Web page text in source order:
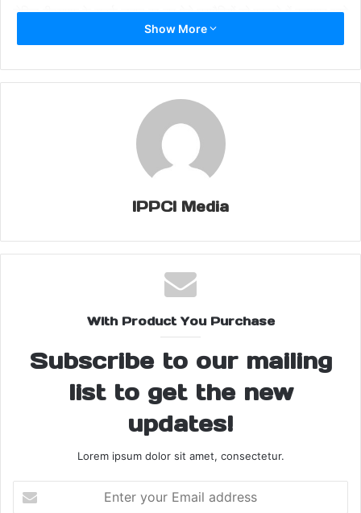
लेकिन बीएसएफ के सतर्क जवान हर बार ऐसे घुसपैठियों को पकड़ने में कामयाब रहते
हैं। इस साल की शुरुआत में जनवरी 2024 में बॉर्डर पिलर नंबर 1137 से एक
पास एक अन्य पाकिस्तानी घुसपैठिए अफजल को गिरफ्तार किया गया था। हालांकि,
उसकी तलाशी लेने पर कोई संदिग्ध वस्तु बरामद नहीं हुई थी।
बीएसएफ लगातार सीमाओं की निगरानी कर रही है ताकि किसी भी संदिग्ध गतिविधि
को रोका जा सके और देश की सुरक्षा को मजबूत किया जा सके।
Border Intrusion Attempt
Border Intrusion Prevention
Border Patrol Success
Border Surveillance BSF Arrest
BSF Gujarat Operations
BSF Interrogation BSF Security Measures
BSF Vigilance Cross Border Security
Show More
IPPCI Media
With Product You Purchase
Subscribe to our mailing
list to get the new
updates!
Lorem ipsum dolor sit amet, consectetur.
your